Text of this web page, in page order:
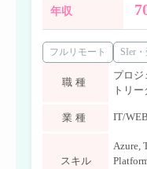
年収
フルリモート SIer
職種
プロジ
トリー
業種 IT/
スキル
Azure,